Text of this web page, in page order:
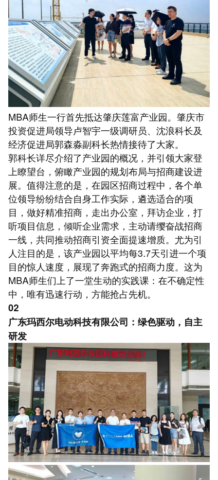
MBA师生一行首先抵达肇庆莲富产业园。肇庆市
投资促进局领导卢智宇一级调研员、沈浪科长及
经济促进局郭森淼副科长热情接待了大家。
郭科长详尽介绍了产业园的概况，并引领大家登
上瞭望台，俯瞰产业园的规划布局与招商建设进
展。值得注意的是，在园区招商过程中，各个单
位领导纷纷结合自身工作实际，遴选适合的项
目，做好精准招商，走出办公室，拜访企业，打
听项目信息，倾听企业需求，主动请缨奋战招商
一线，共同推动招商引资全面提速增质。尤为引
人注目的是，该产业园以平均每3.7天引进一个项
目的惊人速度，展现了奔跑式的招商力度。这为
MBA师生们上了一堂生动的实践课：在不确定性
中，唯有迅速行动，方能抢占先机。
02
广东玛西尔电动科技有限公司：绿色驱动，自主
研发